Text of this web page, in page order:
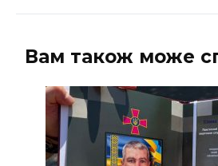
Вам також може